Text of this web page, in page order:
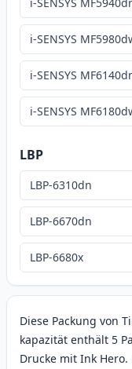
Diese Packung von
kapazität enthält 5
Drucke mit Ink
i-SENSYS
i-SENSYS
i-SENSYS
LBP
LBP-6310dn
LBP-6670dn
LBP-6680x